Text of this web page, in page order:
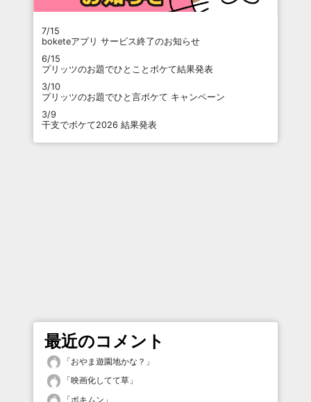
7/15
boketeアプリ サービス終了のお知らせ
6/15
プリッツのお題でひとことボケて結果発表
3/10
プリッツのお題でひと言ボケて キャンペーン
3/9
干支でボケて2026 結果発表
最近のコメント
「おやま遊園地かな？ 」
「映画化してて草 」
「ポキムン 」